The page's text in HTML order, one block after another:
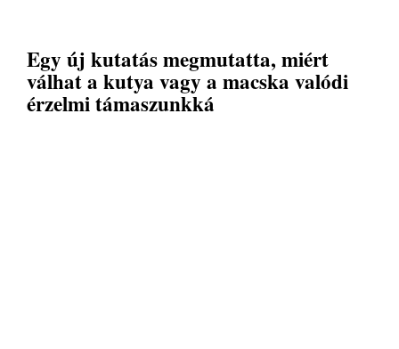
Egy új kutatás megmutatta, miért
válhat a kutya vagy a macska valódi
érzelmi támaszunkká